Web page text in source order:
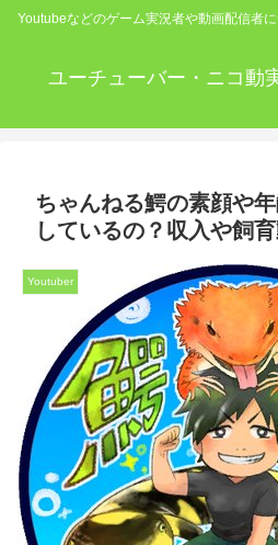
Youtubeなどのゲーム実況者や動画配信者
ユーチューバー・ニコ動
ちゃんねる鰐の素顔や
しているの？収入や飼
Youtuber